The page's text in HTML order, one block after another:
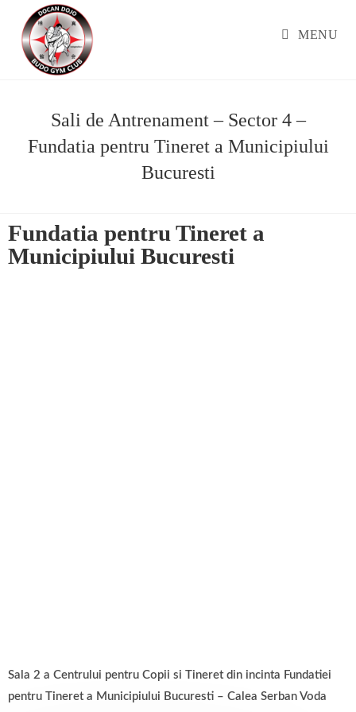
MENU
Sali de Antrenament – Sector 4 –
Fundatia pentru Tineret a Municipiului
Bucuresti
Fundatia pentru Tineret a
Municipiului Bucuresti
Sala 2 a Centrului pentru Copii si Tineret din incinta Fundatiei
pentru Tineret a Municipiului Bucuresti – Calea Serban Voda